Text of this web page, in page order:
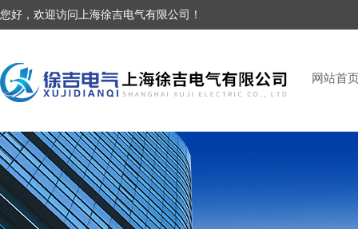
您好，欢迎访问上海徐吉电气有限公司！
网站首